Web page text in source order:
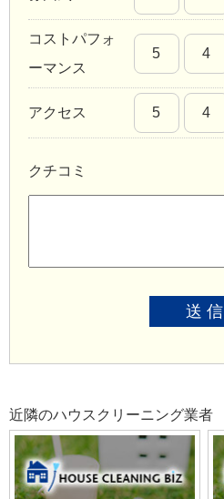
コストパフォ
ーマンス
5 4
アクセス 5 4
クチコミ
送 信
近隣のハウスクリーニング業者